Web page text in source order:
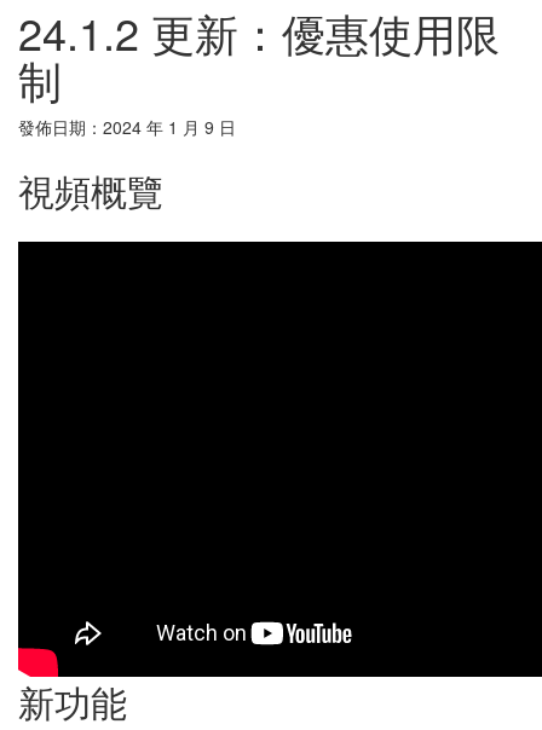
24.1.2 更新：優惠使用限
制
發佈日期：2024 年 1 月 9 日
視頻概覽
新功能